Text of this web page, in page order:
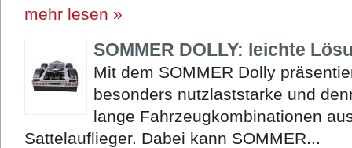
mehr lesen »
SOMMER DOLLY: leichte
Mit dem SOMMER Dolly
besonders nutzlaststarke und
lange Fahrzeugkombinationen
Sattelauflieger. Dabei kann SOMMER...